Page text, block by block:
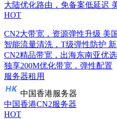
大陆优化路由，免备案低延迟
HOT
CN2大带宽，资源弹性升级 美
智能流量清洗，T级弹性防护
CN2精品带宽，出海东南亚优选
独享200M优化带宽，弹性配置
服务器租用
中国香港服务器
中国香港CN2服务器
HOT